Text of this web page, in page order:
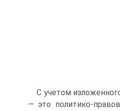
С учетом
— это политико-